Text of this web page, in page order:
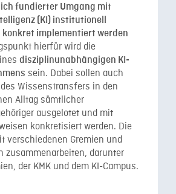
fundierter Umgang mit
(KI) institutionell
implementiert werden
hierfür wird die
disziplinunabhängigen KI-
sein. Dabei sollen auch
Wissenstransfers in den
Alltag sämtlicher
ausgelotet und mit
konkretisiert werden. Die
verschiedenen Gremien und
zusammenarbeiten, darunter
der KMK und dem KI-Campus.